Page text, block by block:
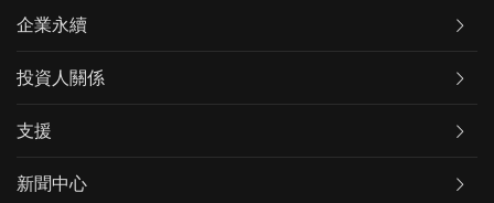
企業永續
投資人關係
支援
新聞中心